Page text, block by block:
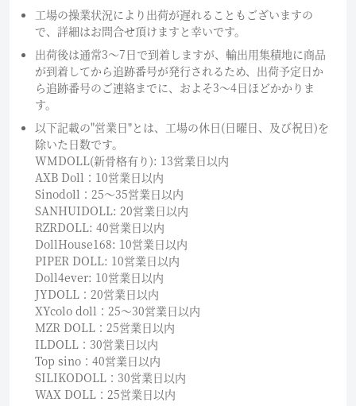
工場の操業状況により出荷が遅れることもございますの
で、詳細はお問合せ頂けますと幸いです。
出荷後は通常3～7日で到着しますが、輸出用集積地に商品
が到着してから追跡番号が発行されるため、出荷予定日か
ら追跡番号のご連絡までに、およそ3〜4日ほどかかりま
す。
以下記載の"営業日"とは、工場の休日(日曜日、及び祝日)を
除いた日数です。
WMDOLL(新骨格有り): 13営業日以内
AXB Doll：10営業日以内
Sinodoll：25〜35営業日以内
SANHUIDOLL: 20営業日以内
RZRDOLL: 40営業日以内
DollHouse168: 10営業日以内
PIPER DOLL: 10営業日以内
Doll4ever: 10営業日以内
JYDOLL：20営業日以内
XYcolo doll：25〜30営業日以内
MZR DOLL：25営業日以内
ILDOLL：30営業日以内
Top sino：40営業日以内
SILIKODOLL：30営業日以内
WAX DOLL：25営業日以内